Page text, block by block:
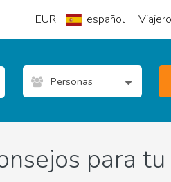
EUR español
Personas
para